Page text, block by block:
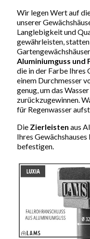
Wir legen Wert auf
unserer
Langlebigkeit und
gewährleisten,
Aluminiumguss und
die in der Farbe Ihres
einem Durchmesser
genug, um das
zurückzugewinnen.
für Regenwasser
Die Zierleisten aus
Ihres
befestigen.